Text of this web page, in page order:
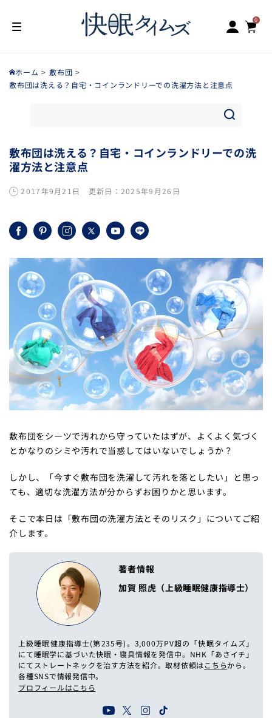
グ
イ
ー
0
ア
イ
テ
ム
ホーム
敷布団
敷布団は洗える？自宅・コインランドリーでの洗濯方法と注意点
敷布団は洗える？自宅・コインランドリーでの洗
濯方法と注意点
2017年9月21日 更新日： 2025年9月26日
FacebookPinterestInstagram
X
YouTube
LINE
敷布団をシーツで汚れから守っていたはずが、よくよく気づく
とかなりのシミや汚れで当惑してはいないでしょうか？
しかし、「今すぐ敷布団を洗濯して汚れを落としたい」と思っ
ても、適切な洗濯方法が分からずお困りかと思います。
そこで本日は「敷布団の洗濯方法とそのリスク」についてご紹
介します。
著者情報
加賀 照虎（上級睡眠健康指導士）
上級睡眠健康指導士(第235号)。3,000万PV超の「快眠タイムズ」
にて睡眠学に基づいた快眠・寝具情報を発信中。NHK「あさイチ」
にてストレートネックを治す方法を紹介。取材依頼はこちらから。
各種SNSで情報発信中。
プロフィールはこちら